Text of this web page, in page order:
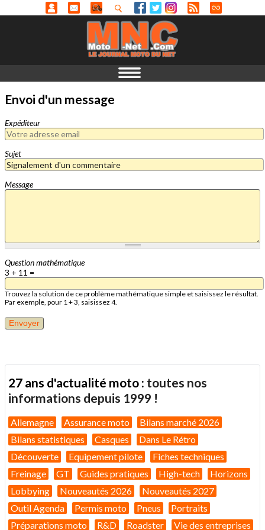
Envoi d'un message
Expéditeur
Sujet
Message
Question mathématique
3 + 11 =
Trouvez la solution de ce problème mathématique simple et saisissez le résultat.
Par exemple, pour 1 + 3, saisissez 4.
27 ans d'actualité moto : toutes nos
informations depuis 1999 !
Allemagne Assurance moto
Bilans marché 2026
Bilans statistiques
Casques
Dans Le Rétro
Découverte
Equipement pilote
Fiches techniques
Freinage
GT Guides pratiques High-tech
Horizons
Lobbying
Nouveautés 2026
Nouveautés 2027
Outil Agenda
Permis moto Pneus
Portraits
Préparations moto
R&D Roadster Vie des entreprises